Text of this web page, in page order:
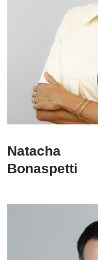
Natacha
Bonaspetti